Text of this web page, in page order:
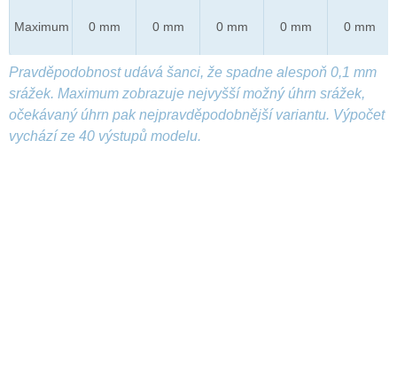
Maximum 0 mm 0 mm 0 mm 0 mm 0 mm
Pravděpodobnost udává šanci, že spadne alespoň 0,1 mm
srážek. Maximum zobrazuje nejvyšší možný úhrn srážek,
očekávaný úhrn pak nejpravděpodobnější variantu. Výpočet
vychází ze 40 výstupů modelu.